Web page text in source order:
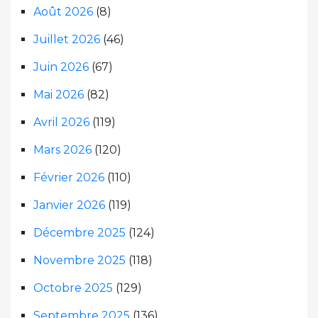
Août 2026 (8)
Juillet 2026 (46)
Juin 2026 (67)
Mai 2026 (82)
Avril 2026 (119)
Mars 2026 (120)
Février 2026 (110)
Janvier 2026 (119)
Décembre 2025 (124)
Novembre 2025 (118)
Octobre 2025 (129)
Septembre 2025 (136)